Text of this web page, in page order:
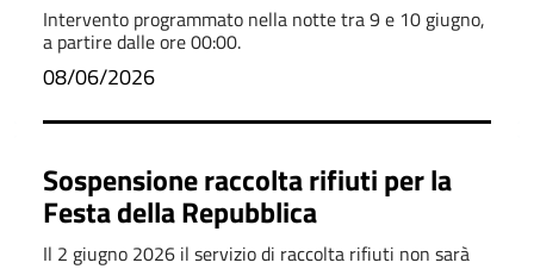
Intervento programmato nella notte tra 9 e 10 giugno,
a partire dalle ore 00:00.
08/06/2026
Sospensione raccolta rifiuti per la
Festa della Repubblica
Il 2 giugno 2026 il servizio di raccolta rifiuti non sarà